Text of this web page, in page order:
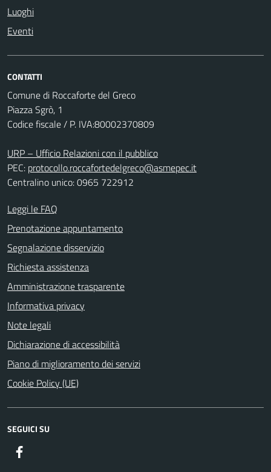
Luoghi
Eventi
CONTATTI
Comune di Roccaforte del Greco
Piazza Sgrò, 1
Codice fiscale / P. IVA:80002370809
URP – Ufficio Relazioni con il pubblico
PEC: protocollo.roccafortedelgreco@asmepec.it
Centralino unico: 0965 722912
Leggi le FAQ
Prenotazione appuntamento
Segnalazione disservizio
Richiesta assistenza
Amministrazione trasparente
Informativa privacy
Note legali
Dichiarazione di accessibilità
Piano di miglioramento dei servizi
Cookie Policy (UE)
SEGUICI SU